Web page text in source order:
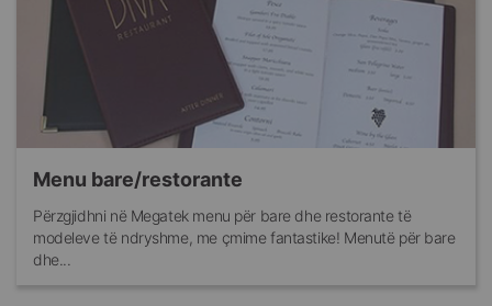
Menu bare/restorante
Përzgjidhni në Megatek menu për bare dhe restorante të
modeleve të ndryshme, me çmime fantastike! Menutë për bare
dhe...